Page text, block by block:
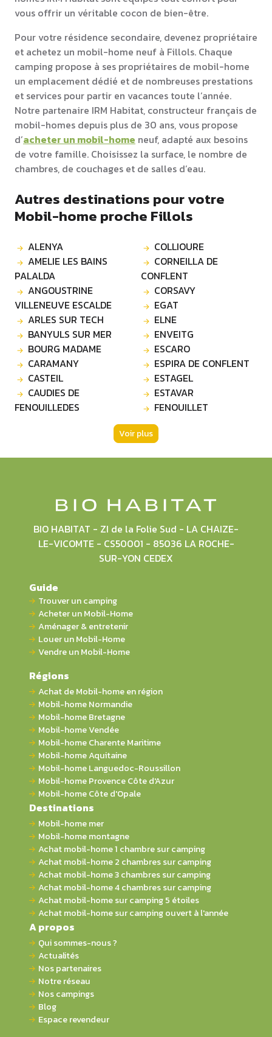
vous offrir un véritable cocon de bien-être.
Pour votre résidence secondaire, devenez propriétaire
et achetez un mobil-home neuf à Fillols. Chaque
camping propose à ses propriétaires de mobil-home
un emplacement dédié et de nombreuses prestations
et services pour partir en vacances toute l’année.
Notre partenaire IRM Habitat, constructeur français de
mobil-homes depuis plus de 30 ans, vous propose
d’acheter un mobil-home neuf, adapté aux besoins
de votre famille. Choisissez la surface, le nombre de
chambres, de couchages et de salles d’eau.
Autres destinations pour votre
Mobil-home proche Fillols
ALENYA
AMELIE LES BAINS
PALALDA
ANGOUSTRINE
VILLENEUVE ESCALDE
ARLES SUR TECH
BANYULS SUR MER
BOURG MADAME
CARAMANY
CASTEIL
CAUDIES DE
FENOUILLEDES
COLLIOURE
CORNEILLA DE
CONFLENT
CORSAVY
EGAT
ELNE
ENVEITG
ESCARO
ESPIRA DE CONFLENT
ESTAGEL
ESTAVAR
FENOUILLET
Voir plus
BIO HABITAT - ZI de la Folie Sud - LA CHAIZE-
LE-VICOMTE - CS50001 - 85036 LA ROCHE-
SUR-YON CEDEX
Guide
Trouver un camping
Acheter un Mobil-Home
Aménager & entretenir
Louer un Mobil-Home
Vendre un Mobil-Home
Régions
Achat de Mobil-home en région
Mobil-home Normandie
Mobil-home Bretagne
Mobil-home Vendée
Mobil-home Charente Maritime
Mobil-home Aquitaine
Mobil-home Languedoc-Roussillon
Mobil-home Provence Côte d'Azur
Mobil-home Côte d'Opale
Destinations
Mobil-home mer
Mobil-home montagne
Achat mobil-home 1 chambre sur camping
Achat mobil-home 2 chambres sur camping
Achat mobil-home 3 chambres sur camping
Achat mobil-home 4 chambres sur camping
Achat mobil-home sur camping 5 étoiles
Achat mobil-home sur camping ouvert à l'année
A propos
Qui sommes-nous ?
Actualités
Nos partenaires
Notre réseau
Nos campings
Blog
Espace revendeur